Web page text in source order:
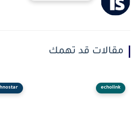
مقالات قد تهمك
echolink